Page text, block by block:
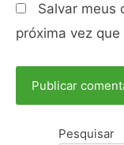
Salvar meus
próxima vez
Pesquisar